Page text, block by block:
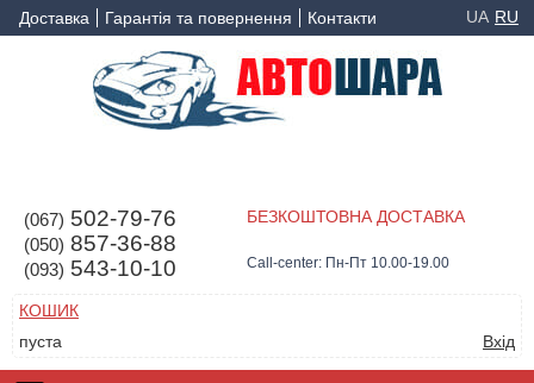
Доставка Гарантія та повернення Контакти UA RU
(067) 502-79-76
(050) 857-36-88
(093) 543-10-10
БЕЗКОШТОВНА ДОСТАВКА
Call-center: Пн-Пт 10.00-19.00
КОШИК
пуста
Вхід